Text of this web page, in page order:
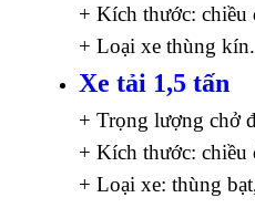
+ Kích thước: chiều
+ Loại xe thùng kín.
Xe tải 1,5 tấn
+ Trọng lượng chở
+ Kích thước: chiều
+ Loại xe: thùng